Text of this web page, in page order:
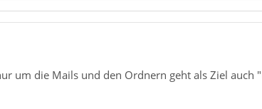
um die Mails und den Ordnern geht als Ziel